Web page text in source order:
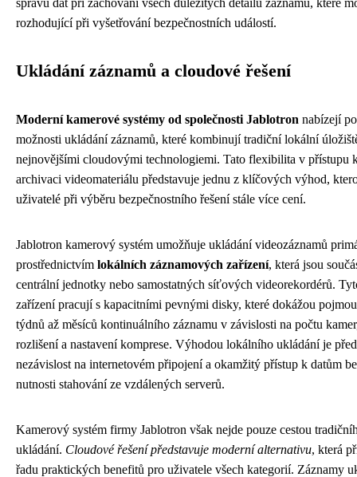
správu dat při zachování všech důležitých detailů záznamu, které
rozhodující při vyšetřování bezpečnostních událostí.
Ukládání záznamů a cloudové řešení
Moderní kamerové systémy od společnosti Jablotron nabízejí
možnosti ukládání záznamů, které kombinují tradiční lokální
nejnovějšími cloudovými technologiemi. Tato flexibilita v přístupu
archivaci videomateriálu představuje jednu z klíčových výhod,
uživatelé při výběru bezpečnostního řešení stále více cení.
Jablotron kamerový systém umožňuje ukládání videozáznamů
prostřednictvím lokálních záznamových zařízení, která jsou
centrální jednotky nebo samostatných síťových videorekordérů.
zařízení pracují s kapacitními pevnými disky, které dokážou
týdnů až měsíců kontinuálního záznamu v závislosti na počtu
rozlišení a nastavení komprese. Výhodou lokálního ukládání je
nezávislost na internetovém připojení a okamžitý přístup k datům
nutnosti stahování ze vzdálených serverů.
Kamerový systém firmy Jablotron však nejde pouze cestou
ukládání. Cloudové řešení představuje moderní alternativu, která
řadu praktických benefitů pro uživatele všech kategorií. Záznamy